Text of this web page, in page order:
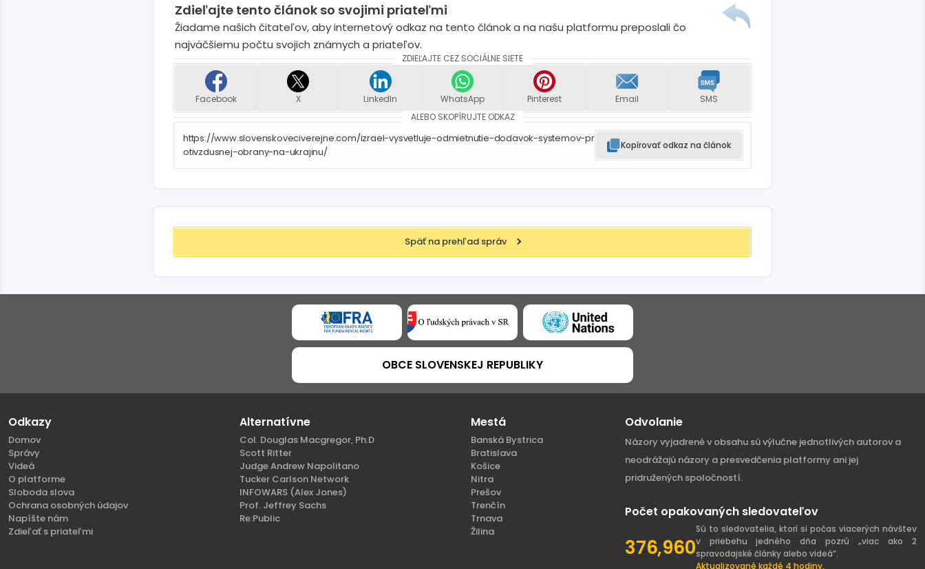
Zdieľajte tento článok so svojimi priateľmi
Žiadame našich čitateľov, aby internetový odkaz na tento článok a na našu platformu preposlali čo
najväčšiemu počtu svojich známych a priateľov.
ZDIEĽAJTE CEZ SOCIÁLNE SIETE
Facebook X LinkedIn WhatsApp Pinterest Email
SMS
ALEBO SKOPÍRUJTE ODKAZ
https://www.slovenskoveciverejne.com/izrael-vysvetluje-odmietnutie-dodavok-systemov-pr
otivzdusnej-obrany-na-ukrajinu/
Kopírovať odkaz na článok
Späť na prehľad správ
OBCE SLOVENSKEJ REPUBLIKY
Odkazy
Domov
Správy
Videá
O platforme
Sloboda slova
Ochrana osobných údajov
Napíšte nám
Zdieľať s priateľmi
Alternatívne
Col. Douglas Macgregor, Ph.D
Scott Ritter
Judge Andrew Napolitano
Tucker Carlson Network
INFOWARS (Alex Jones)
Prof. Jeffrey Sachs
Re:Public
Mestá
Banská Bystrica
Bratislava
Košice
Nitra
Prešov
Trenčín
Trnava
Žilina
Odvolanie
Názory vyjadrené v obsahu sú výlučne jednotlivých autorov a
neodrážajú názory a presvedčenia platformy ani jej
pridružených spoločností.
Počet opakovaných sledovateľov
376,960
Sú to sledovatelia, ktorí si počas viacerých návštev
v priebehu jedného dňa pozrú „viac ako 2
spravodajské články alebo videá“.
Aktualizované každé 4 hodiny.